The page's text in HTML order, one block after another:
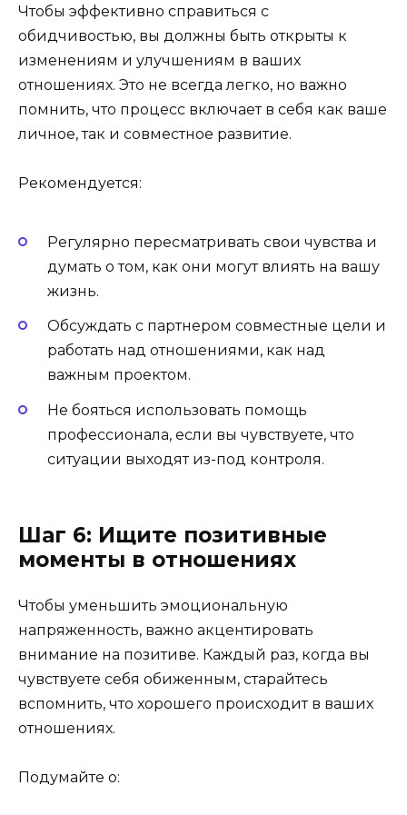
Чтобы эффективно справиться с
обидчивостью, вы должны быть открыты к
изменениям и улучшениям в ваших
отношениях. Это не всегда легко, но важно
помнить, что процесс включает в себя как ваше
личное, так и совместное развитие.
Рекомендуется:
Регулярно пересматривать свои чувства и
думать о том, как они могут влиять на вашу
жизнь.
Обсуждать с партнером совместные цели и
работать над отношениями, как над
важным проектом.
Не бояться использовать помощь
профессионала, если вы чувствуете, что
ситуации выходят из-под контроля.
Шаг 6: Ищите позитивные
моменты в отношениях
Чтобы уменьшить эмоциональную
напряженность, важно акцентировать
внимание на позитиве. Каждый раз, когда вы
чувствуете себя обиженным, старайтесь
вспомнить, что хорошего происходит в ваших
отношениях.
Подумайте о: